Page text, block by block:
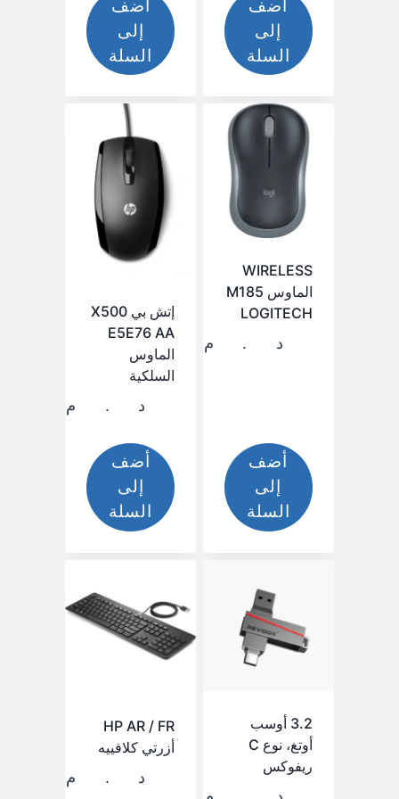
د.م.
725,00.
هو:
د.م.
630,00.
أضف
إلى
السلة
أضف
إلى
السلة
WIRELESS
الماوس M185
LOGITECH
د.م.149,00
أضف
إلى
السلة
إتش بي X500
E5E76 AA
الماوس
السلكية
د.م.
أضف
إلى
السلة
3.2 أوسب
أوتغ، نوع C
ريفوكس
HP AR / FR
أزرتي كلافييه
د.م.